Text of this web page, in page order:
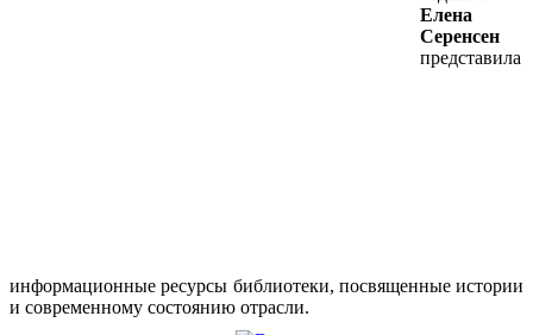
Елена
Серенсен
представила
информационные ресурсы библиотеки, посвященные истории
и современному состоянию отрасли.